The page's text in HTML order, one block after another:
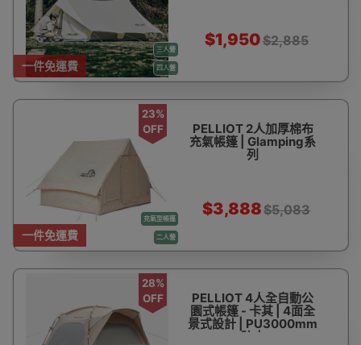
一件免運費
三人營
四人營
$1,950$2,885
一件免運費
充氣型帳篷
二人營
23%
OFF
PELLIOT 2人加厚棉布
充氣帳篷 | Glamping系
列
$3,888$5,083
28%
OFF
PELLIOT 4人全自動公
園式帳篷 - 卡其 | 4面全
景式設計 | PU3000mm
防水